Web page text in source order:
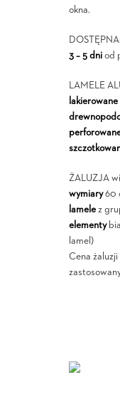
okna.
DOSTĘPNA:
3 – 5 dniod
LAMELE
lakierowane
ŻALUZJA
wymiary60
lamelez
elementy
lamel)
Cena